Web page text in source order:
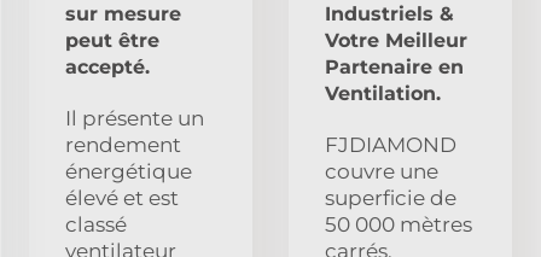
sur mesure
peut être
accepté.
Il présente un
rendement
énergétique
élevé et est
classé
ventilateur
Industriels &
Votre Meilleur
Partenaire en
Ventilation.
FJDIAMOND
couvre une
superficie de
50 000 mètres
carrés,